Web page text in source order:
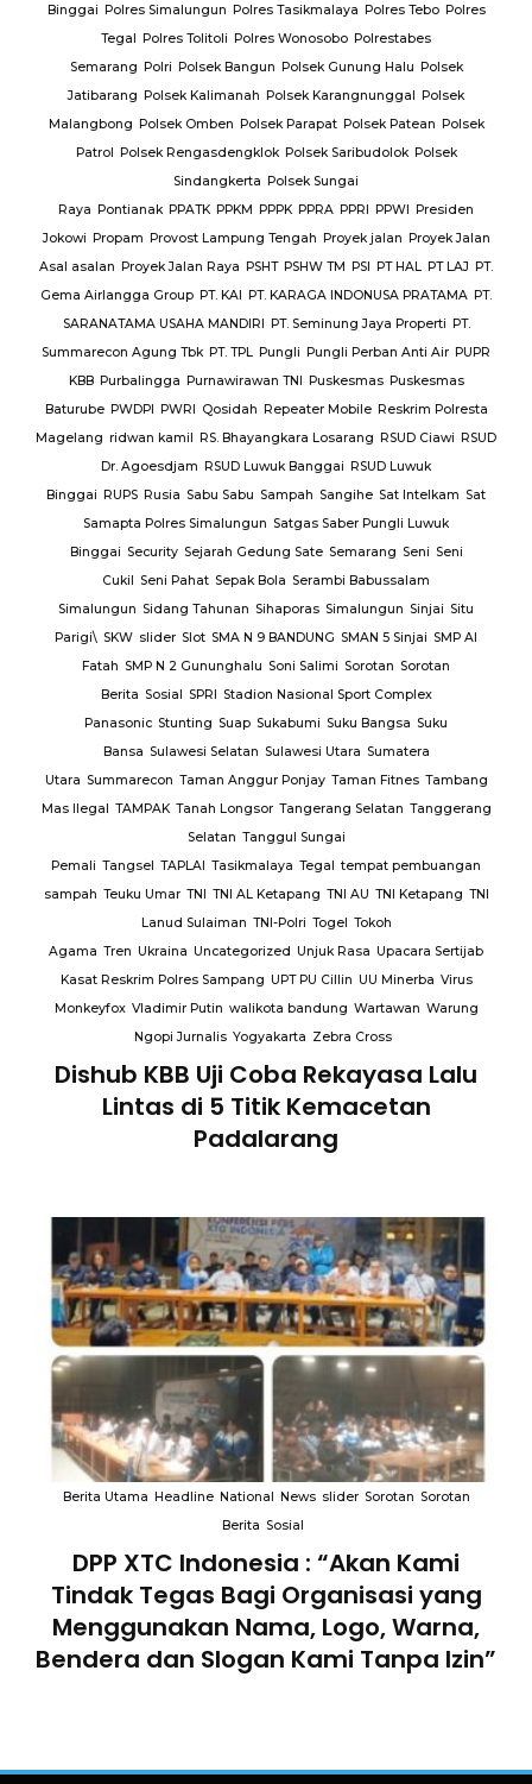
Binggai Polres Simalungun Polres Tasikmalaya Polres Tebo Polres
Tegal Polres Tolitoli Polres Wonosobo Polrestabes
Semarang Polri Polsek Bangun Polsek Gunung Halu Polsek
Jatibarang Polsek Kalimanah Polsek Karangnunggal Polsek
Malangbong Polsek Omben Polsek Parapat Polsek Patean Polsek
Patrol Polsek Rengasdengklok Polsek Saribudolok Polsek
Sindangkerta Polsek Sungai
Raya Pontianak PPATK PPKM PPPK PPRA PPRI PPWI Presiden
Jokowi Propam Provost Lampung Tengah Proyek jalan Proyek Jalan
Asal asalan Proyek Jalan Raya PSHT PSHW TM PSI PT HAL PT LAJ PT.
Gema Airlangga Group PT. KAI PT. KARAGA INDONUSA PRATAMA PT.
SARANATAMA USAHA MANDIRI PT. Seminung Jaya Properti PT.
Summarecon Agung Tbk PT. TPL Pungli Pungli Perban Anti Air PUPR
KBB Purbalingga Purnawirawan TNI Puskesmas Puskesmas
Baturube PWDPI PWRI Qosidah Repeater Mobile Reskrim Polresta
Magelang ridwan kamil RS. Bhayangkara Losarang RSUD Ciawi RSUD
Dr. Agoesdjam RSUD Luwuk Banggai RSUD Luwuk
Binggai RUPS Rusia Sabu Sabu Sampah Sangihe Sat Intelkam Sat
Samapta Polres Simalungun Satgas Saber Pungli Luwuk
Binggai Security Sejarah Gedung Sate Semarang Seni Seni
Cukil Seni Pahat Sepak Bola Serambi Babussalam
Simalungun Sidang Tahunan Sihaporas Simalungun Sinjai Situ
Parigi\ SKW slider Slot SMA N 9 BANDUNG SMAN 5 Sinjai SMP Al
Fatah SMP N 2 Gununghalu Soni Salimi Sorotan Sorotan
Berita Sosial SPRI Stadion Nasional Sport Complex
Panasonic Stunting Suap Sukabumi Suku Bangsa Suku
Bansa Sulawesi Selatan Sulawesi Utara Sumatera
Utara Summarecon Taman Anggur Ponjay Taman Fitnes Tambang
Mas Ilegal TAMPAK Tanah Longsor Tangerang Selatan Tanggerang
Selatan Tanggul Sungai
Pemali Tangsel TAPLAI Tasikmalaya Tegal tempat pembuangan
sampah Teuku Umar TNI TNI AL Ketapang TNI AU TNI Ketapang TNI
Lanud Sulaiman TNI-Polri Togel Tokoh
Agama Tren Ukraina Uncategorized Unjuk Rasa Upacara Sertijab
Kasat Reskrim Polres Sampang UPT PU Cillin UU Minerba Virus
Monkeyfox Vladimir Putin walikota bandung Wartawan Warung
Ngopi Jurnalis Yogyakarta Zebra Cross
Dishub KBB Uji Coba Rekayasa Lalu
Lintas di 5 Titik Kemacetan
Padalarang
Berita Utama Headline National News slider Sorotan Sorotan
Berita Sosial
DPP XTC Indonesia : “Akan Kami
Tindak Tegas Bagi Organisasi yang
Menggunakan Nama, Logo, Warna,
Bendera dan Slogan Kami Tanpa Izin”